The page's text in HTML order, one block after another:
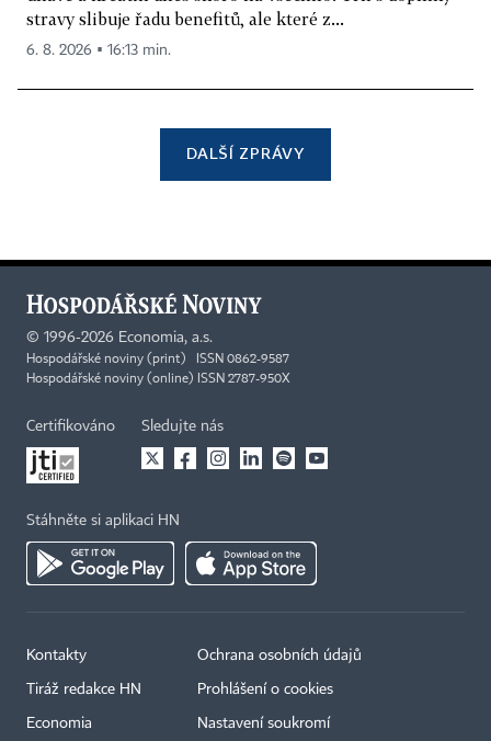
stravy slibuje řadu benefitů, ale které z...
6. 8. 2026 ▪ 16:13 min.
DALŠÍ ZPRÁVY
© 1996-2026 Economia, a.s.
Hospodářské noviny (print) ISSN 0862-9587
Hospodářské noviny (online) ISSN 2787-950X
Certifikováno Sledujte nás
Stáhněte si aplikaci HN
Kontakty
Tiráž redakce HN
Economia
Ochrana osobních údajů
Prohlášení o cookies
Nastavení soukromí